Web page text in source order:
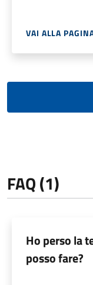
VAI ALLA
FAQ (1)
Ho perso la
posso fare?